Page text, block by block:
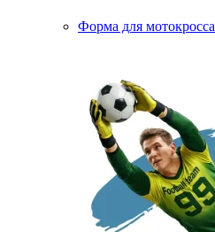
Форма для мотокросса